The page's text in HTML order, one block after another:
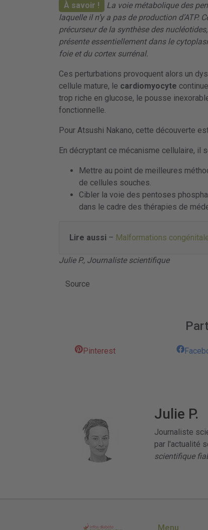
À savoir ! La voie métabolique des
laquelle il n’y a pas de production
précurseur de la synthèse des
présente essentiellement dans le
foie et du cortex surrénal.
Ces perturbations provoquent alors un
cellule mature, le cardiomyocyte
trop riche en glucose, le pousse
fonctionnelle.
Pour Atsushi Nakano, cette découverte
En décryptant ce mécanisme cellulaire, il
Mettre au point de meilleures
de cellules souches.
Cibler la voie des pentoses
dans le cadre des thérapies de
Lire aussi – Malformations
Julie P., Journaliste scientifique
Source
Pinterest
Julie P.
Journaliste
par l'actualité
scientifique
Menu